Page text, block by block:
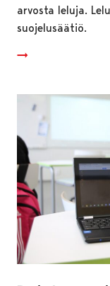
arvosta leluja.
suojelusäätiö.